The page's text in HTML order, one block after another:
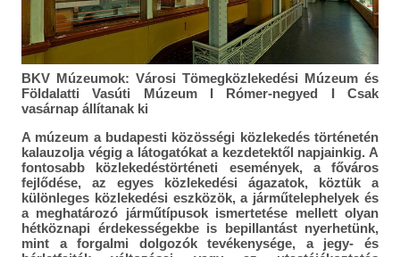
BKV Múzeumok: Városi Tömegközlekedési Múzeum és
Földalatti Vasúti Múzeum I Rómer-negyed I Csak
vasárnap állítanak ki
A múzeum a budapesti közösségi közlekedés történetén
kalauzolja végig a látogatókat a kezdetektől napjainkig. A
fontosabb közlekedéstörténeti események, a főváros
fejlődése, az egyes közlekedési ágazatok, köztük a
különleges közlekedési eszközök, a járműtelephelyek és
a meghatározó járműtípusok ismertetése mellett olyan
hétköznapi érdekességekbe is bepillantást nyerhetünk,
mint a forgalmi dolgozók tevékenysége, a jegy- és